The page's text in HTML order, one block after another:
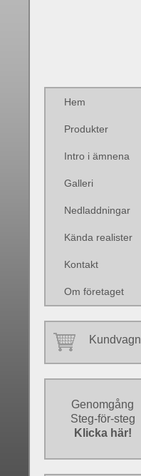
Hem
Produkter
Intro i ämnena
Galleri
Nedladdningar
Kända realister
Kontakt
Om företaget
Kundvagn
Genomgång
Steg-för-steg
Klicka här!